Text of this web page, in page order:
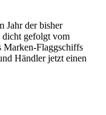
Jahr der bisher
dicht gefolgt vom
Marken-Flaggschiffs
Händler jetzt einen